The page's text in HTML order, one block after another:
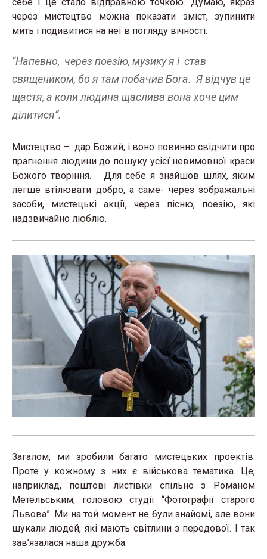
через мистецтво можна показати зміст, зупинити
мить і подивитися на неї в погляду вічності.
“Напевно, через поезію, музику я і став
священиком, бо я там побачив Бога. Я відчув це
щастя, а коли людина щаслива вона хоче цим
ділитися”.
Мистецтво – дар Божий, і воно повинно свідчити про
прагнення людини до пошуку усієї невимовної краси
Божого творіння. Для себе я знайшов шлях, яким
легше втілювати добро, а саме- через зображальні
засоби, мистецькі акції, через пісню, поезію, які
надзвичайно люблю.
Загалом, ми зробили багато мистецьких проектів.
Проте у кожному з них є військова тематика. Це,
наприклад, поштові листівки спільно з Романом
Метельським, головою студії “Фотографії старого
Львова”. Ми на той момент не були знайомі, але вони
шукали людей, які мають світлини з передової. І так
зав’язалася наша дружба.